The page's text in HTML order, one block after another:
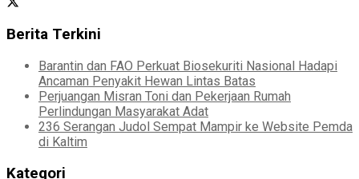
Berita Terkini
Barantin dan FAO Perkuat Biosekuriti Nasional Hadapi
Ancaman Penyakit Hewan Lintas Batas
Perjuangan Misran Toni dan Pekerjaan Rumah
Perlindungan Masyarakat Adat
236 Serangan Judol Sempat Mampir ke Website Pemda
di Kaltim
Kategori